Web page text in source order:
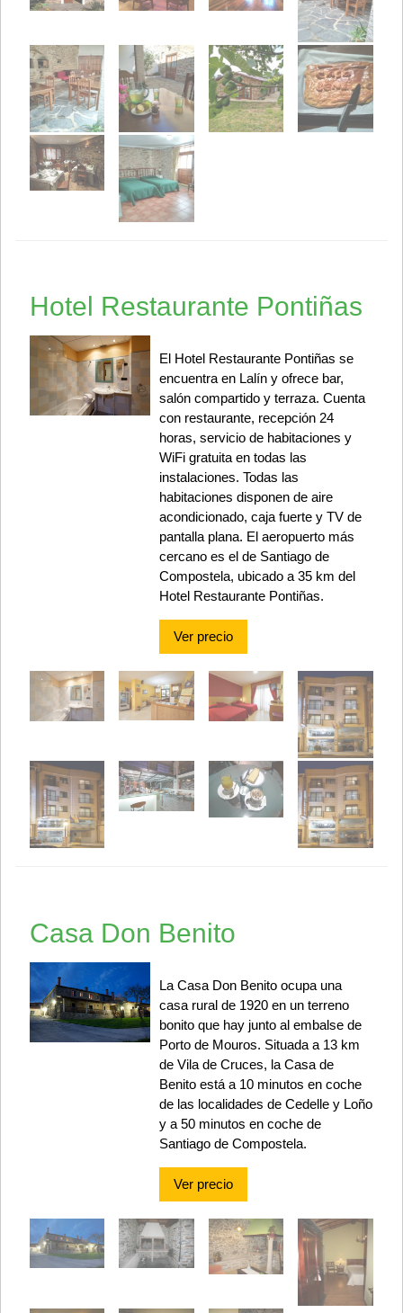
Hotel Restaurante Pontiñas
El Hotel Restaurante Pontiñas se
encuentra en Lalín y ofrece bar,
salón compartido y terraza. Cuenta
con restaurante, recepción 24
horas, servicio de habitaciones y
WiFi gratuita en todas las
instalaciones. Todas las
habitaciones disponen de aire
acondicionado, caja fuerte y TV de
pantalla plana. El aeropuerto más
cercano es el de Santiago de
Compostela, ubicado a 35 km del
Hotel Restaurante Pontiñas.
Ver precio
Casa Don Benito
La Casa Don Benito ocupa una
casa rural de 1920 en un terreno
bonito que hay junto al embalse de
Porto de Mouros. Situada a 13 km
de Vila de Cruces, la Casa de
Benito está a 10 minutos en coche
de las localidades de Cedelle y Loño
y a 50 minutos en coche de
Santiago de Compostela.
Ver precio